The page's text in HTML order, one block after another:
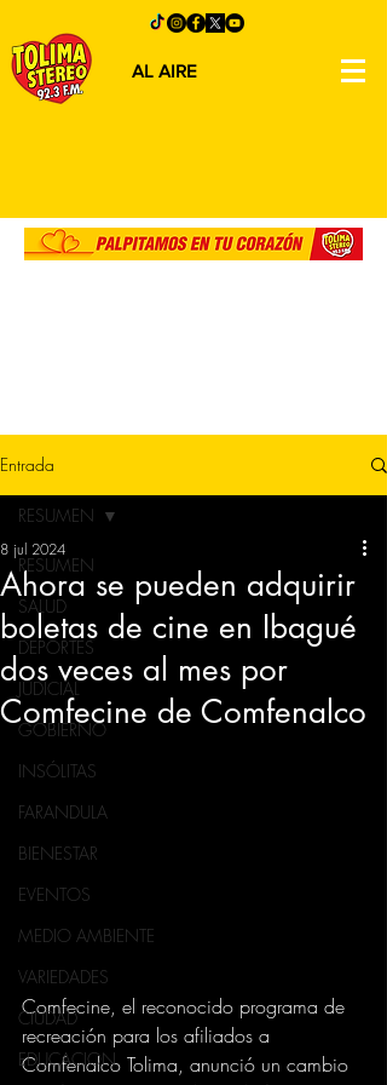
AL AIRE
Entrada
RESUMEN
SALUD
DEPORTES
JUDICIAL
GOBIERNO
INSÓLITAS
FARANDULA
BIENESTAR
EVENTOS
MEDIO AMBIENTE
VARIEDADES
CIUDAD
EDUCACION
RESUMEN
Ahora se pueden adquirir
boletas de cine en Ibagué
dos veces al mes por
Comfecine de Comfenalco
8 jul 2024
Comfecine, el reconocido programa de
recreación para los afiliados a
Comfenalco Tolima, anunció un cambio